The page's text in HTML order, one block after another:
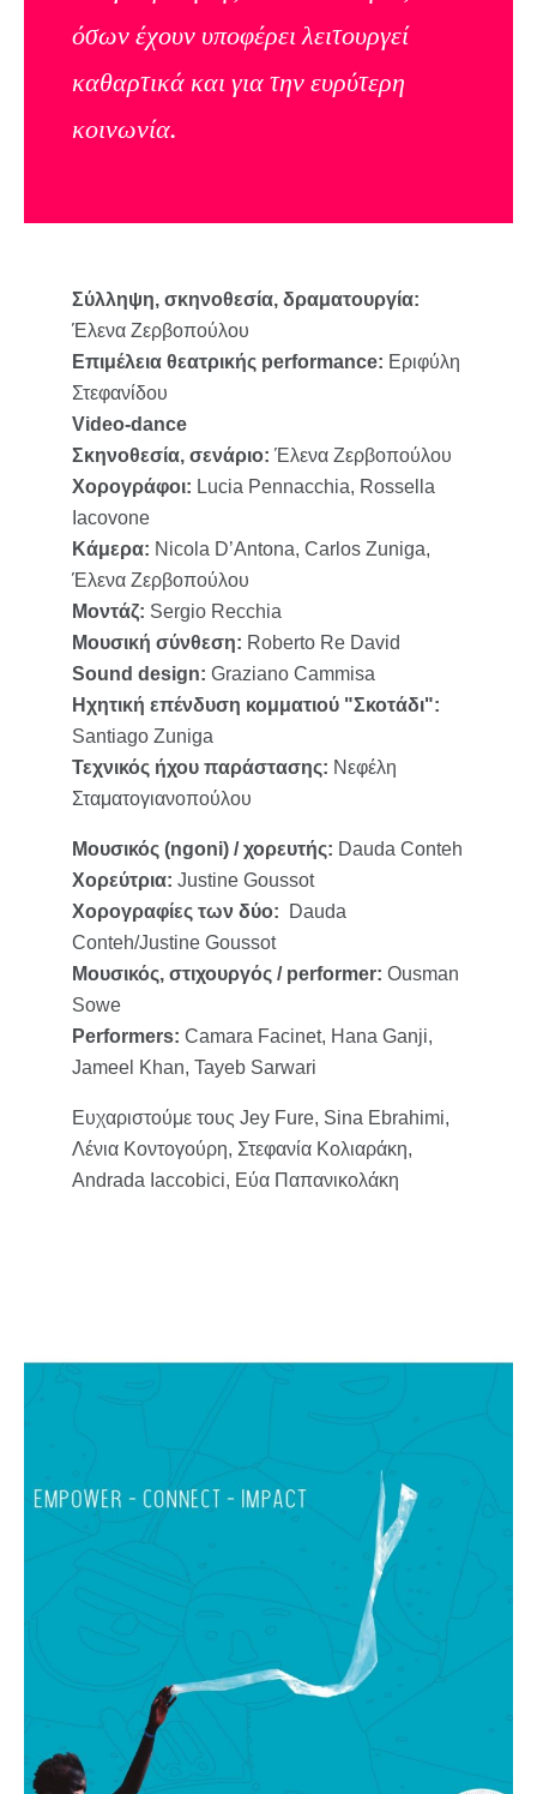
όσων έχουν υποφέρει λειτουργεί
καθαρτικά και για την ευρύτερη
κοινωνία.
Σύλληψη, σκηνοθεσία, δραματουργία:
Έλενα Ζερβοπούλου
Επιμέλεια θεατρικής performance: Εριφύλη
Στεφανίδου
Video-dance
Σκηνοθεσία, σενάριο: Έλενα Ζερβοπούλου
Χορογράφοι: Lucia Pennacchia, Rossella
Iacovone
Κάμερα: Nicola D’Αntona, Carlos Zuniga,
Έλενα Ζερβοπούλου
Μοντάζ: Sergio Recchia
Μουσική σύνθεση: Roberto Re David
Sound design: Graziano Cammisa
Ηχητική επένδυση κομματιού "Σκοτάδι":
Santiago Zuniga
Τεχνικός ήχου παράστασης: Νεφέλη
Σταματογιανοπούλου
Μουσικός (ngoni) / χορευτής: Dauda Conteh
Χορεύτρια: Justine Goussot
Χορογραφίες των δύο: Dauda
Conteh/Justine Goussot
Μουσικός, στιχουργός / performer: Ousman
Sowe
Performers: Camara Facinet, Hana Ganji,
Jameel Khan, Tayeb Sarwari
Ευχαριστούμε τους Jey Fure, Sina Ebrahimi,
Λένια Κοντογούρη, Στεφανία Κολιαράκη,
Andrada Iaccobici, Εύα Παπανικολάκη
κυρίως γυναικών και νέων προσφύγων, μέσω
βιωματικών εργαστηρίων τέχνης με εθνο-
ψυχολογική προσέγγιση, για έναν καλύτερο πιο
συμπεριληπτικό κόσμο.
Ταυτόχρονα ευαισθητοποιούμε και κινητοποιούμε
την υπόλοιπη κοινωνία πολιτών με καμπάνιες &
συμμετοχικά, πολιτιστικά δρώμενα που
δημιουργούμε (performances, VR films,
documentaries, cross-media platforms).